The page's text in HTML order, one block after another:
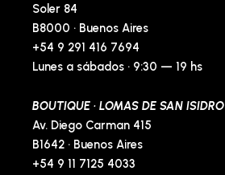
Soler 84
B8000 · Buenos Aires
+54 9 291 416 7694
Lunes a sábados · 9:30 — 19 hs
BOUTIQUE · LOMAS DE SAN ISIDRO
Av. Diego Carman 415
B1642 · Buenos Aires
+54 9 11 7125 4033